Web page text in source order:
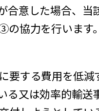
合意した場合、当
協力を行います。
要する費用を低減
る又は効率的輸送